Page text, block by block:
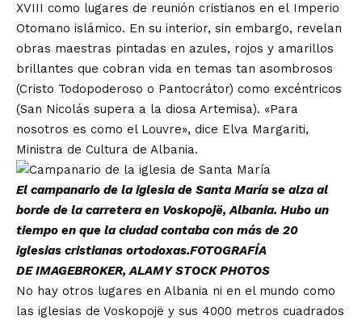
XVIII como lugares de reunión cristianos en el Imperio
Otomano islámico. En su interior, sin embargo, revelan
obras maestras pintadas en azules, rojos y amarillos
brillantes que cobran vida en temas tan asombrosos
(Cristo Todopoderoso o Pantocrátor) como excéntricos
(San Nicolás supera a la diosa Artemisa). «Para
nosotros es como el Louvre», dice Elva Margariti,
Ministra de Cultura de Albania.
El campanario de la iglesia de Santa María se alza al
borde de la carretera en Voskopojë, Albania. Hubo un
tiempo en que la ciudad contaba con más de 20
iglesias cristianas ortodoxas.FOTOGRAFÍA
DE IMAGEBROKER,ALAMY STOCK PHOTOS
No hay otros lugares en Albania ni en el mundo como
las iglesias de Voskopojë y sus 4000 metros cuadrados